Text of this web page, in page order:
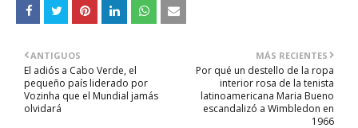
MÁS RECIENTES
Por qué un destello de la ropa
interior rosa de la tenista
latinoamericana Maria Bueno
escandalizó a Wimbledon en
1966
ANTIGUOS
El adiós a Cabo Verde, el
pequeño país liderado por
Vozinha que el Mundial jamás
olvidará